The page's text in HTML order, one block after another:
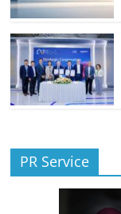
PR Service